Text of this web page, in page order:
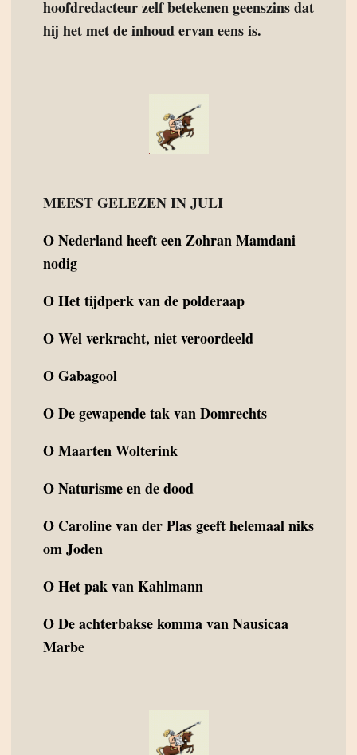
hoofdredacteur zelf betekenen geenszins dat
hij het met de inhoud ervan eens is.
MEEST GELEZEN IN JULI
ONederland heeft een Zohran Mamdani
nodig
OHet tijdperk van de polderaap
OWel verkracht, niet veroordeeld
OGabagool
ODe gewapende tak van Domrechts
OMaarten Wolterink
ONaturisme en de dood
O Caroline van der Plas geeft helemaal niks
om Joden
OHet pak van Kahlmann
ODe achterbakse komma van Nausicaa
Marbe